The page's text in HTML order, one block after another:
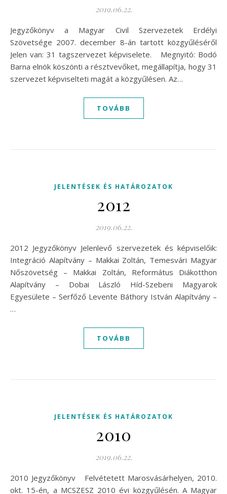
2019.06.22.
Jegyzőkönyv a Magyar Civil Szervezetek Erdélyi
Szövetsége 2007. december 8-án tartott közgyűléséről
Jelen van: 31 tagszervezet képviselete. Megnyitó: Bodó
Barna elnök köszönti a résztvevőket, megállapítja, hogy 31
szervezet képviselteti magát a közgyűlésen. Az…
TOVÁBB
JELENTÉSEK ÉS HATÁROZATOK
2012
2019.06.22.
2012 Jegyzőkönyv Jelenlevő szervezetek és képviselőik:
Integráció Alapítvány – Makkai Zoltán, Temesvári Magyar
Nőszövetség – Makkai Zoltán, Református Diákotthon
Alapítvány – Dobai László Híd-Szebeni Magyarok
Egyesülete – Serfőző Levente Báthory István Alapítvány –
…
TOVÁBB
JELENTÉSEK ÉS HATÁROZATOK
2010
2019.06.22.
2010 Jegyzőkönyv Felvétetett Marosvásárhelyen, 2010.
okt. 15-én, a MCSZESZ 2010 évi közgyűlésén. A Magyar